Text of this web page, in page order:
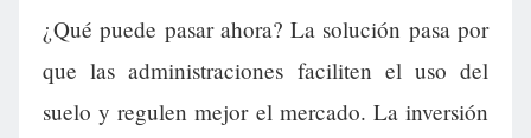
¿Qué puede pasar ahora? La solución pasa por
que las administraciones faciliten el uso del
suelo y regulen mejor el mercado. La inversión